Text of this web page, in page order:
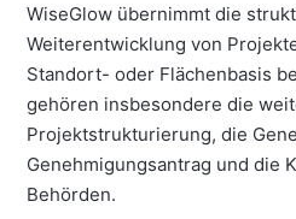
WiseGlow übernimmt die
Weiterentwicklung von
Standort- oder Flächenbasis
gehören insbesondere die
Projektstrukturierung, die
Genehmigungsantrag und die
Behörden.